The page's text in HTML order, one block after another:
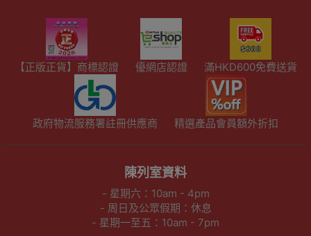
【正版正貨】商標認證 優網店認證 滿HKD600免費送貨
政府物流服務署註冊供應商 精選產品會員額外折扣
陳列室資料
- 星期六：10am - 4pm
- 周日及公眾假期：休息
- 星期一至五：10am - 7pm